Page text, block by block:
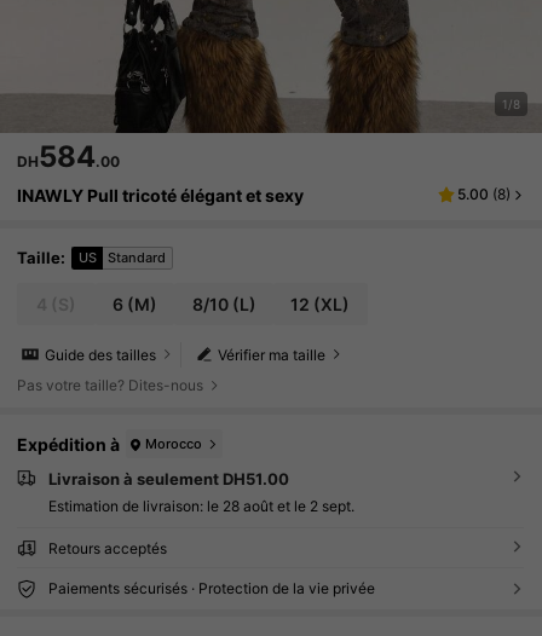
1/8
DH584.00
INAWLY Pull tricoté élégant et sexy 5.00 (8)
Taille: US Standard
6 (M) 8/10(L) 12 (XL)
Vérifier ma taille
Guide des tailles
Pas votre taille? Dites-nous
Expédition à Morocco
Livraison à seulement DH51.00
Estimation de livraison: le 28 août et le 2 sept.
Retours acceptés
Paiements sécurisés · Protection de la vie privée